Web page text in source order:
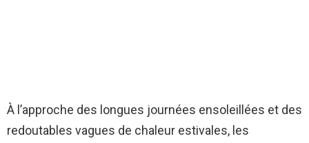
À l’approche des longues journées ensoleillées et des
redoutables vagues de chaleur estivales, les